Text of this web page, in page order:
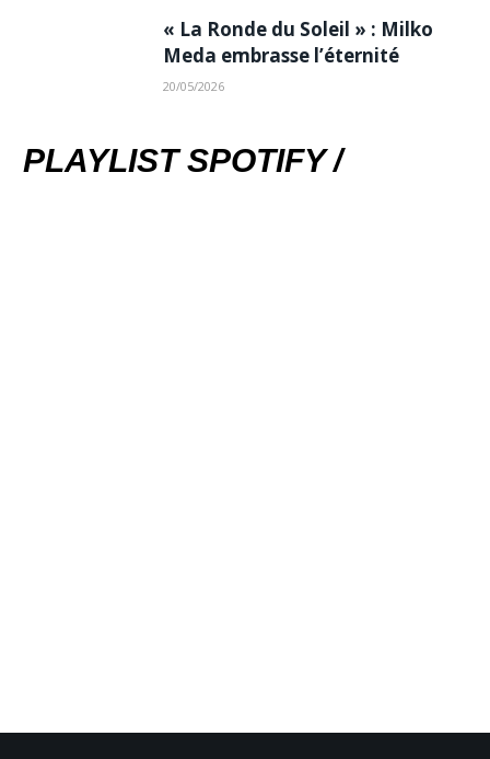
« La Ronde du Soleil » : Milko
Meda embrasse l’éternité
20/05/2026
PLAYLIST SPOTIFY /